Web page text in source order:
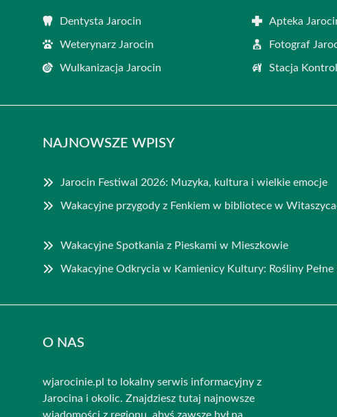
Dentysta Jarocin Apteka
Weterynarz Jarocin Fotograf
Wulkanizacja Jarocin Stacja
NAJNOWSZE WPISY
Jarocin Festiwal 2026: Muzyka, kultura i wielkie emocje
Wakacyjne przygody z Fenkiem w bibliotece w
Wakacyjne Spotkania z Pieskami w Mieszkowie
Wakacyjne Odkrycia w Kamienicy Kultury: Rośliny
O NAS
wjarocinie.pl to lokalny serwis informacyjny z
Jarocina i okolic. Znajdziesz tutaj najnowsze